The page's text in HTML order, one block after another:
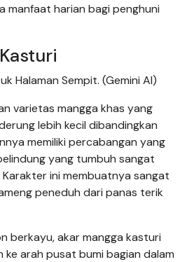
manfaat harian bagi penghuni
Halaman Sempit. (Gemini AI)
varietas mangga khas yang
lebih kecil dibandingkan
memiliki percabangan yang
yang tumbuh sangat
ini membuatnya sangat
peneduh dari panas terik
berkayu, akar mangga kasturi
ke arah pusat bumi bagian dalam